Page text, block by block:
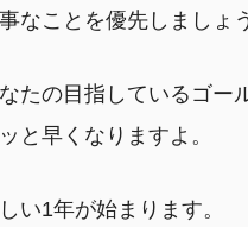
なことを優先しましょ
たの目指しているゴー
と早くなりますよ。
い1年が始まります。